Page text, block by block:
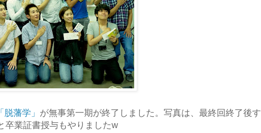
藩学」 が無事第一期が終了しました。写真は、最終回終了後す
卒業証書授与もやりましたw